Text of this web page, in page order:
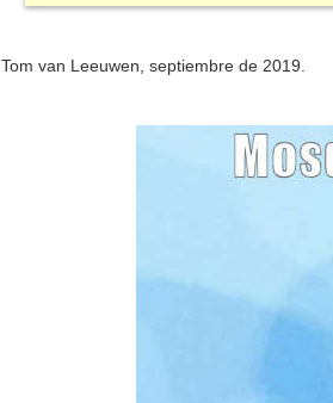
Tom van Leeuwen, septiembre de 2019.